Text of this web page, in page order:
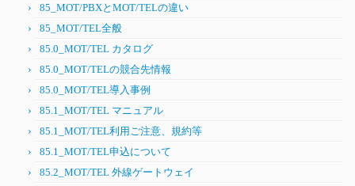
85_MOT/PBXとMOT/TELの違い
85_MOT/TEL全般
85.0_MOT/TEL カタログ
85.0_MOT/TELの競合先情報
85.0_MOT/TEL導入事例
85.1_MOT/TEL マニュアル
85.1_MOT/TEL利用ご注意、規約等
85.1_MOT/TEL申込について
85.2_MOT/TEL 外線ゲートウェイ